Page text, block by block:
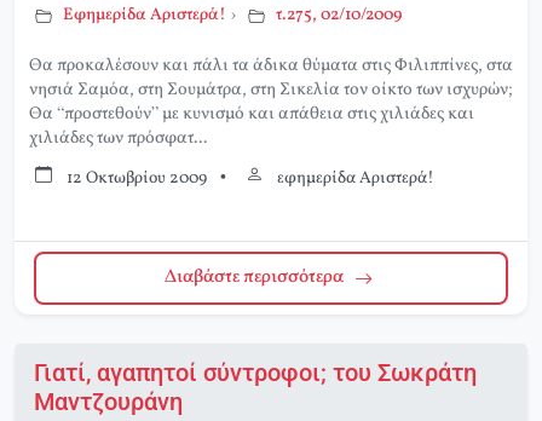
Εφημερίδα Αριστερά! › τ.275, 02/10/2009
Θα προκαλέσουν και πάλι τα άδικα θύματα στις Φιλιππίνες, στα
νησιά Σαμόα, στη Σουμάτρα, στη Σικελία τον οίκτο των ισχυρών;
Θα “προστεθούν” με κυνισμό και απάθεια στις χιλιάδες και
χιλιάδες των πρόσφατ...
12 Οκτωβρίου 2009 • εφημερίδα Αριστερά!
Διαβάστε περισσότερα
Γιατί, αγαπητοί σύντροφοι; του Σωκράτη
Μαντζουράνη